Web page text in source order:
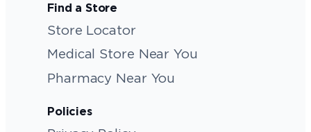
Find a Store
Store Locator
Medical Store Near You
Pharmacy Near You
Policies